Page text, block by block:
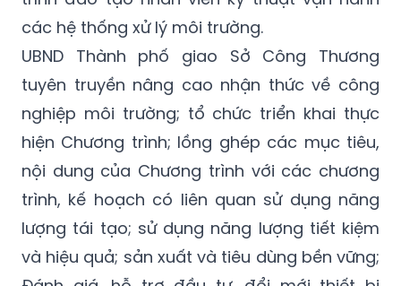
các hệ thống xử lý môi trường.
UBND Thành phố giao Sở Công Thương
tuyên truyền nâng cao nhận thức về công
nghiệp môi trường; tổ chức triển khai thực
hiện Chương trình; lồng ghép các mục tiêu,
nội dung của Chương trình với các chương
trình, kế hoạch có liên quan sử dụng năng
lượng tái tạo; sử dụng năng lượng tiết kiệm
và hiệu quả; sản xuất và tiêu dùng bền vững;